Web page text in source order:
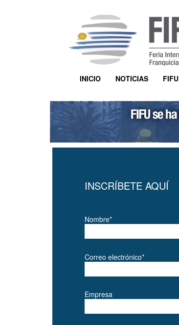
INICIO NOTICIAS FIFU
INSCRÍBETE AQUÍ
Nombre*
Correo electrónico*
Empresa